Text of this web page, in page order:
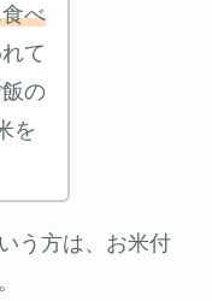
べ
て
の
を
う方は、お米付